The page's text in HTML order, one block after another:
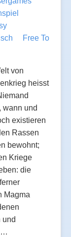
Free To
von
heisst
wann und
existieren
Rassen
bewohnt;
Kriege
die
Magma
und